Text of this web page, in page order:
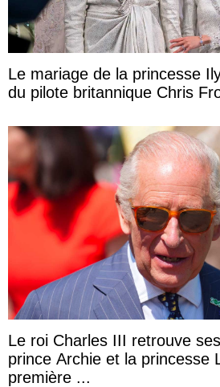
Le mariage de la princesse
du pilote britannique Chris
Le roi Charles III retrouve
prince Archie et la princesse
première ...